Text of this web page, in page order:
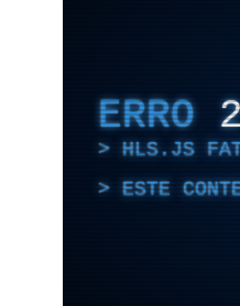
ERRO
HLS.JS
ESTE